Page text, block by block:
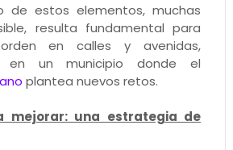
de estos elementos, muchas
resulta fundamental para
en calles y avenidas,
en un municipio donde el
plantea nuevos retos.
mejorar: una estrategia de